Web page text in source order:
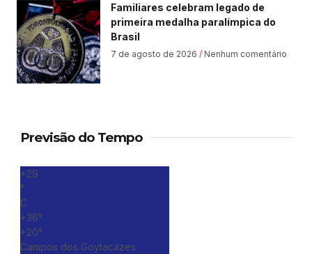
Familiares celebram legado de
primeira medalha paralímpica do
Brasil
7 de agosto de 2026 Nenhum comentário
Previsão do Tempo
+29
°
C
+36°
+20°
Campos dos Goytacazes